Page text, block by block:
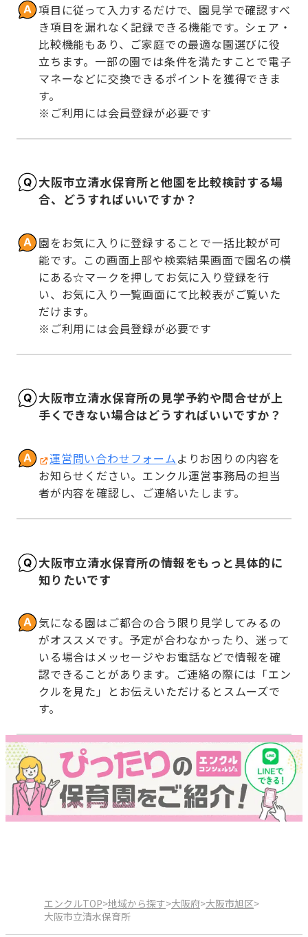
項目に従って入力するだけで、園見学で確認すべ
き項目を漏れなく記録できる機能です。シェア・
比較機能もあり、ご家庭での最適な園選びに役
立ちます。一部の園では条件を満たすことで電子
マネーなどに交換できるポイントを獲得できま
す。
※ご利用には会員登録が必要です
大阪市立清水保育所と他園を比較検討する場
合、どうすればいいですか？
園をお気に入りに登録することで一括比較が可
能です。この画面上部や検索結果画面で園名の横
にある☆マークを押してお気に入り登録を行
い、お気に入り一覧画面にて比較表がご覧いた
だけます。
※ご利用には会員登録が必要です
大阪市立清水保育所の見学予約や問合せが上
手くできない場合はどうすればいいですか？
運営問い合わせフォームよりお困りの内容を
お知らせください。エンクル運営事務局の担当
者が内容を確認し、ご連絡いたします。
大阪市立清水保育所の情報をもっと具体的に
知りたいです
気になる園はご都合の合う限り見学してみるの
がオススメです。予定が合わなかったり、迷って
いる場合はメッセージやお電話などで情報を確
認できることがあります。ご連絡の際には「エン
クルを見た」とお伝えいただけるとスムーズで
す。
エンクルTOP>地域から探す>大阪府>大阪市旭区>
大阪市立清水保育所